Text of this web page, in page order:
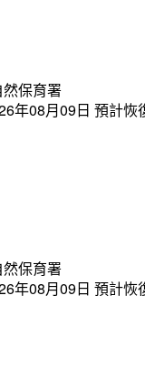
保育署
年08月09日 預計
保育署
年08月09日 預計